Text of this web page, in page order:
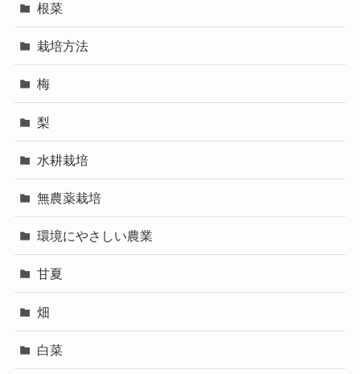
根菜
栽培方法
梅
梨
水耕栽培
無農薬栽培
環境にやさしい農業
甘夏
畑
白菜